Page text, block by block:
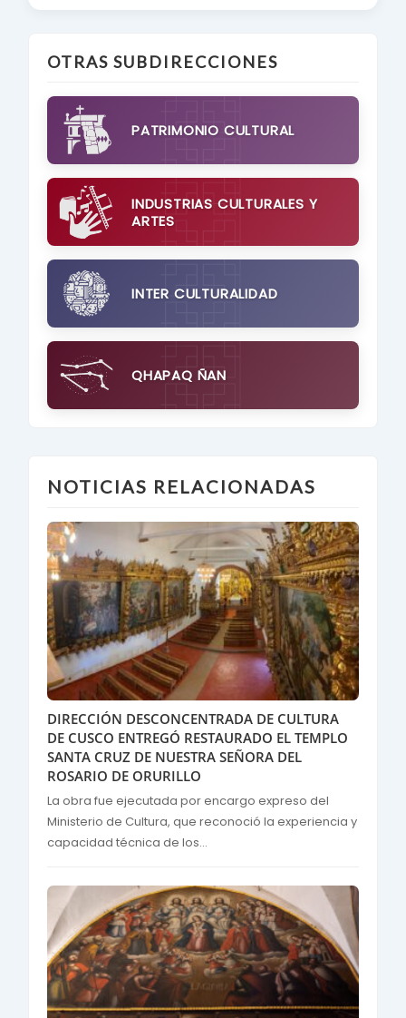
OTRAS SUBDIRECCIONES
PATRIMONIO CULTURAL
INDUSTRIAS CULTURALES Y
ARTES
INTER CULTURALIDAD
QHAPAQ ÑAN
NOTICIAS RELACIONADAS
DIRECCIÓN DESCONCENTRADA DE CULTURA
DE CUSCO ENTREGÓ RESTAURADO EL TEMPLO
SANTA CRUZ DE NUESTRA SEÑORA DEL
ROSARIO DE ORURILLO
La obra fue ejecutada por encargo expreso del
Ministerio de Cultura, que reconoció la experiencia y
capacidad técnica de los...